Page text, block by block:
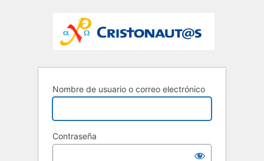
Nombre de usuario o correo electrónico
Contraseña